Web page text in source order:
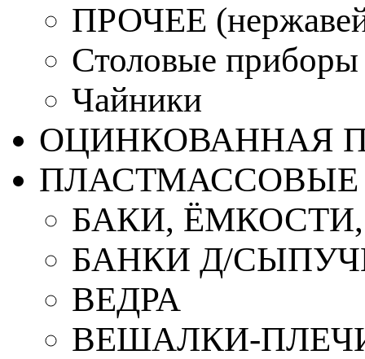
ПРОЧЕЕ
Столовые приборы
Чайники
ОЦИНКОВАННАЯ
ПЛАСТМАССОВЫЕ
БАКИ,
БАНКИ Д/
ВЕДРА
ВЕШАЛКИ-